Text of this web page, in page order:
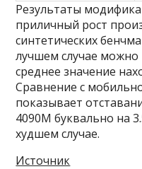
Результаты
приличный рост
синтетических
лучшем случае можно
среднее значение
Сравнение с
показывает
4090M буквально на
худшем случае.
Источник